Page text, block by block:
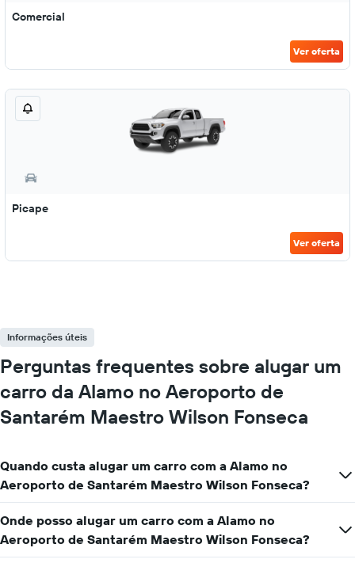
Comercial
Ver oferta
Picape
Ver oferta
Informações úteis
Perguntas frequentes sobre alugar um
carro da Alamo no Aeroporto de
Santarém Maestro Wilson Fonseca
Quando custa alugar um carro com a Alamo no
Aeroporto de Santarém Maestro Wilson Fonseca?
Onde posso alugar um carro com a Alamo no
Aeroporto de Santarém Maestro Wilson Fonseca?